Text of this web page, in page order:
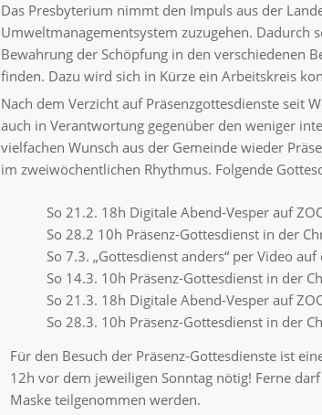
Das Presbyterium nimmt den Impuls aus der
Umweltmanagementsystem zuzugehen.
Bewahrung der Schöpfung in den verschiedenen
finden. Dazu wird sich in Kürze ein Arbeitskreis
Nach dem Verzicht auf Präsenzgottesdienste seit
auch in Verantwortung gegenüber den weniger
vielfachen Wunsch aus der Gemeinde wieder
im zweiwöchentlichen Rhythmus. Folgende
So 21.2. 18h Digitale Abend-Vesper auf
So 28.2 10h Präsenz-Gottesdienst in der
So 7.3. „Gottesdienst anders“ per Video
So 14.3. 10h Präsenz-Gottesdienst in der
So 21.3. 18h Digitale Abend-Vesper auf
So 28.3. 10h Präsenz-Gottesdienst in der
Für den Besuch der Präsenz-Gottesdienste ist
12h vor dem jeweiligen Sonntag nötig! Ferne
Maske teilgenommen werden.